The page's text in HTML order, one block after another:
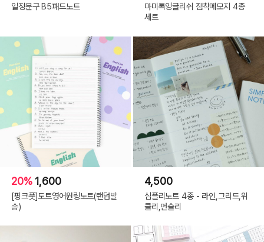
일정문구 B5패드노트
마미톡잉글리쉬 점착메모지 4종
세트
20% 1,600
[핑크풋]도트영어원링노트(랜덤발
송)
4,500
심플리노트 4종 - 라인,그리드,위
클리,먼슬리